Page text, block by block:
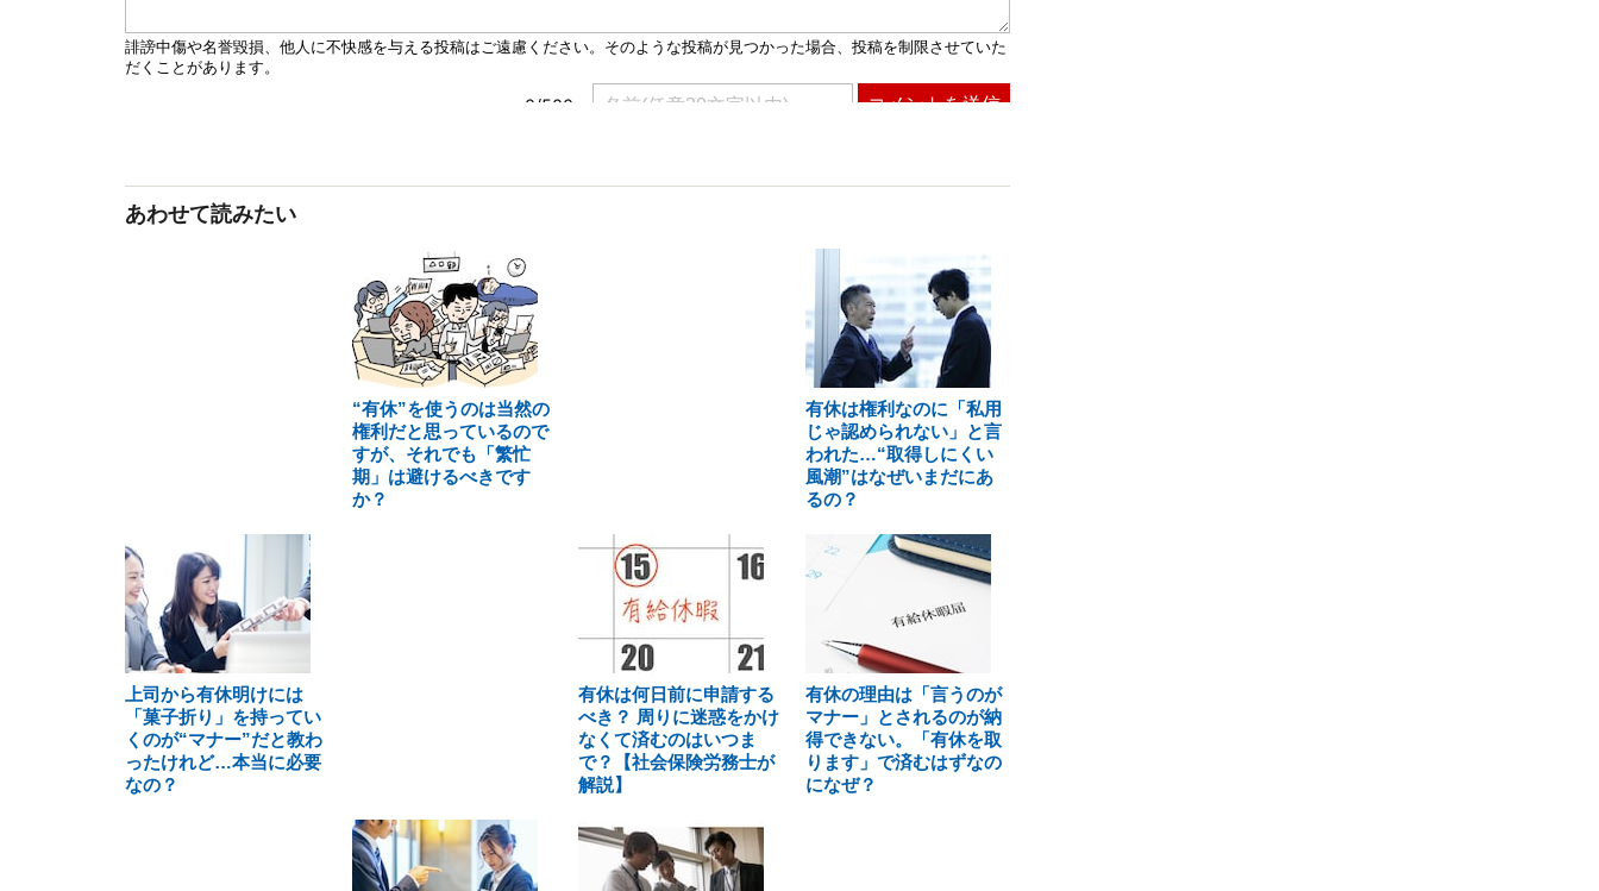
あわせて読みたい
“有休”を使うのは当然の
権利だと思っているので
すが、それでも「繁忙
期」は避けるべきです
か？
有休は権利なのに「私用
じゃ認められない」と言
われた…“取得しにくい
風潮”はなぜいまだにあ
るの？
上司から有休明けには
「菓子折り」を持ってい
くのが“マナー”だと教わ
ったけれど…本当に必要
なの？
有休は何日前に申請する
べき？ 周りに迷惑をかけ
なくて済むのはいつま
で？【社会保険労務士が
解説】
有休の理由は「言うのが
マナー」とされるのが納
得できない。「有休を取
ります」で済むはずなの
になぜ？